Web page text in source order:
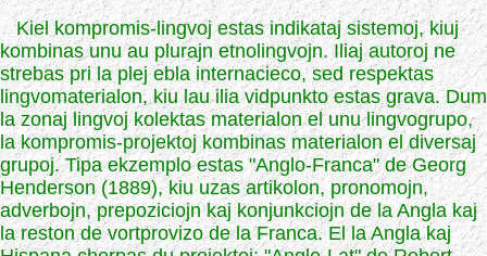
Kiel kompromis-lingvoj estas indikataj sistemoj, kiuj
kombinas unu au plurajn etnolingvojn. Iliaj autoroj ne
strebas pri la plej ebla internacieco, sed respektas
lingvomaterialon, kiu lau ilia vidpunkto estas grava. Dum
la zonaj lingvoj kolektas materialon el unu lingvogrupo,
la kompromis-projektoj kombinas materialon el diversaj
grupoj. Tipa ekzemplo estas "Anglo-Franca" de Georg
Henderson (1889), kiu uzas artikolon, pronomojn,
adverbojn, prepoziciojn kaj konjunkciojn de la Angla kaj
la reston de vortprovizo de la Franca. El la Angla kaj